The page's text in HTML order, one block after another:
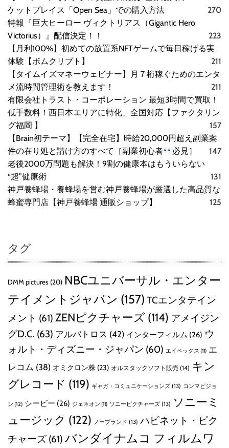
ケットプレイス「Open Sea」での購入方法
270
特報『巨大ヒーロー ヴィクトリアス（Gigantic Hero
Victorius）』配信決定！！
223
【月利100%】初めての放置系NFTゲームで毎日稼げる実
体験【ボムクリプト】
211
【タイムイズマネーウェビナー】月７桁稼ぐためのエンタ
メ流時間管理術を教えます！
211
有限会社トラスト・コーポレーション 最短3時間で買取！
低手数料！西日本エリアに特化、全国対応【ファクタリン
グ福岡 】
157
【Brain初テーマ】【完全在宅】時給20,000円超え副業案
件の在り処と請け方のすべて［副業初心者
必見］
147
老後2000万問題も解決！9割の健康本はもういらない
“超”健康術
131
神戸養蜂場・養蜂場を営む神戸養蜂場が厳選した高品質な
蜂蜜専門店【神戸養蜂場 通販ショップ】
125
タグ
DMM pictures (20) NBCユニバーサル・エンター
テイメントジャパン (157) TCエンタテイン
メント (61) ZENピクチャーズ (114) アメイジン
グD.C. (63) アルバトロス (42) インターフィルム (26) ウ
ォルト・ディズニー・ジャパン (60) エイベックス (11) エ
レコム (38) オミクロン株 (23) オルスタックソフト販売 (14) キン
グレコード (119) ギャガ・コミュニケーションズ (13) コンマビジョ
ン (12) シービー (26) ジェネオン (11) ソニーピクチャーズ (13) ソニーミ
ュージック (122) ノーブランド (13) ハピネット・ピク
チャーズ (61) バンダイナムコ フィルムワ